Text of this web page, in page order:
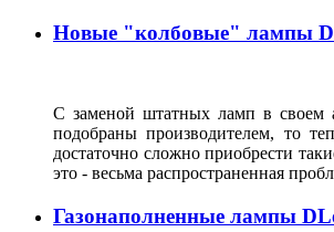
Новые "колбовые" лампы
С заменой штатных ламп в своем
подобраны производителем, то
достаточно сложно приобрести
это - весьма распространенная
Газонаполненные лампы